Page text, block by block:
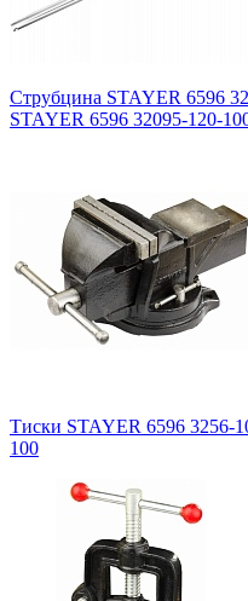
Струбцина STAYER 6596
STAYER 6596 32095-120-
Тиски STAYER 6596 3256-
100